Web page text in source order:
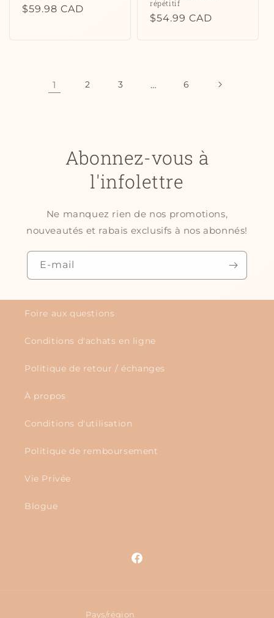
Prix
$59.98 CAD
répétitif
Prix
$54.99 CAD
1 2 3 … 6
Abonnez-vous à
l'infolettre
Ne manquez rien de nos promotions,
nouveautés et rabais exclusifs à nos abonnés!
E-mail
Foire aux questions
Conditions d'achats en ligne
Politique de retour / échanges
À propos
Conditions d'utilisation
Politique de remboursement
Vie Privée
Blogue
Facebook
Pays/région